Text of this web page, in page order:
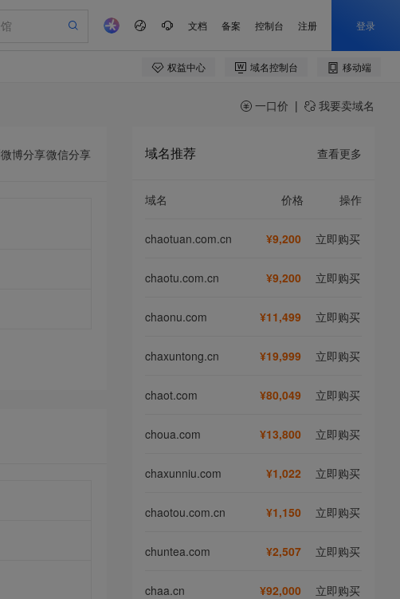
一口价 | 我要卖域名
微博分享微信分享 域名推荐 查看更多
域名 价格 操作
chaotuan.com.cn ¥9,200 立即购买
chaotu.com.cn ¥9,200 立即购买
chaonu.com ¥11,499 立即购买
chaxuntong.cn ¥19,999 立即购买
chaot.com ¥80,049 立即购买
choua.com ¥13,800 立即购买
chaxunniu.com ¥1,022 立即购买
chaotou.com.cn ¥1,150 立即购买
chuntea.com ¥2,507 立即购买
chaa.cn ¥92,000 立即购买